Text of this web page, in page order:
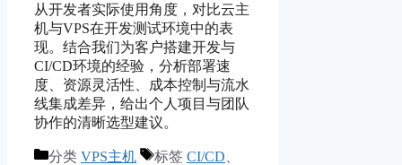
从开发者实际使用角度，对比云主
机与VPS在开发测试环境中的表
现。结合我们为客户搭建开发与
CI/CD环境的经验，分析部署速
度、资源灵活性、成本控制与流水
线集成差异，给出个人项目与团队
协作的清晰选型建议。
分类 VPS主机 标签 CI/CD